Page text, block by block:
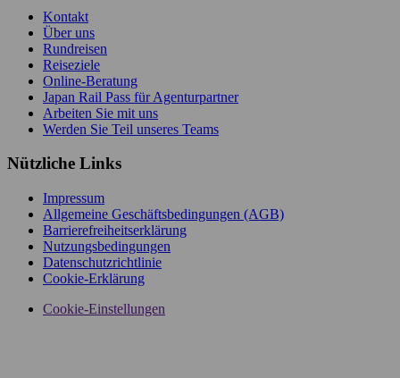
Kontakt
Über uns
Rundreisen
Reiseziele
Online-Beratung
Japan Rail Pass für Agenturpartner
Arbeiten Sie mit uns
Werden Sie Teil unseres Teams
Nützliche Links
Impressum
Allgemeine Geschäftsbedingungen (AGB)
Barrierefreiheitserklärung
Nutzungsbedingungen
Datenschutzrichtlinie
Cookie-Erklärung
Cookie-Einstellungen